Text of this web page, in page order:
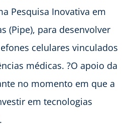
Pesquisa Inovativa em
(Pipe), para desenvolver
celulares vinculados
médicas. ?O apoio da
no momento em que a
em tecnologias